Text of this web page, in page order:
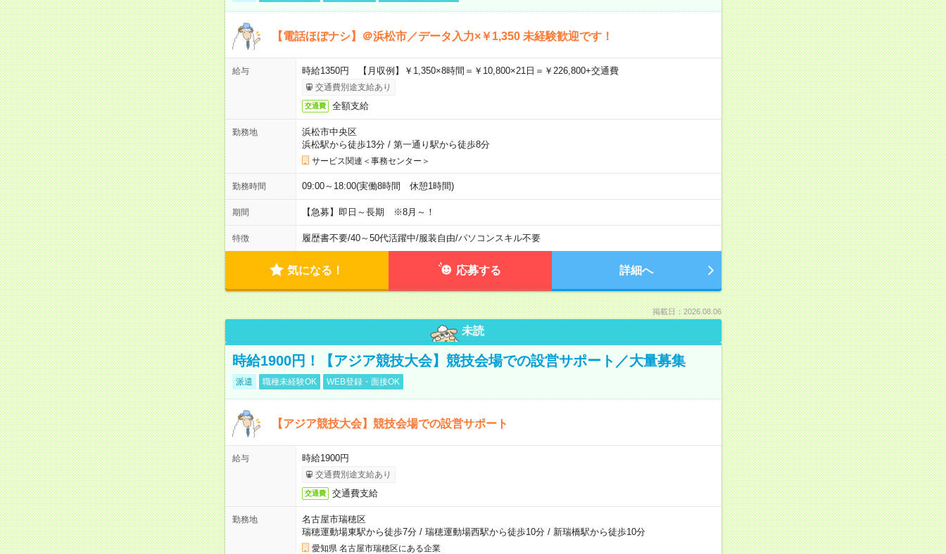
【電話ほぼナシ】＠浜松市／データ入力×￥1,350 未経験歓迎です！
給与 時給1350円 【月収例】￥1,350×8時間＝￥10,800×21日＝￥226,800+交通費
交通費別途支給あり
交通費 全額支給
勤務地
浜松市中央区
浜松駅から徒歩13分/ 第一通り駅から徒歩8分
サービス関連＜事務センター＞
勤務時間 09:00～18:00(実働8時間 休憩1時間)
期間 【急募】即日～長期 ※8月～！
特徴 履歴書不要/40～50代活躍中/服装自由/パソコンスキル不要
気になる！ 応募する 詳細へ
掲載日：2026.08.06
未読
時給1900円！【アジア競技大会】競技会場での設営サポート／大量募集
派遣 職種未経験OK WEB登録・面接OK
【アジア競技大会】競技会場での設営サポート
給与 時給1900円
交通費別途支給あり
交通費 交通費支給
勤務地
名古屋市瑞穂区
瑞穂運動場東駅から徒歩7分/ 瑞穂運動場西駅から徒歩10分/ 新瑞橋駅から徒歩10分
愛知県 名古屋市瑞穂区にある企業